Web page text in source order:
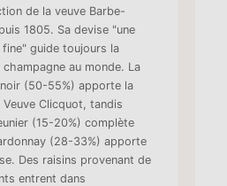
de la veuve Barbe-
1805. Sa devise "une
guide toujours la
au monde. La
(50-55%) apporte la
Clicquot, tandis
(15-20%) complète
(28-33%) apporte
Des raisins provenant de
entrent dans